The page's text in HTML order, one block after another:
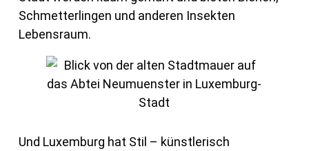
Schmetterlingen und anderen Insekten
Lebensraum.
Und Luxemburg hat Stil – künstlerisch